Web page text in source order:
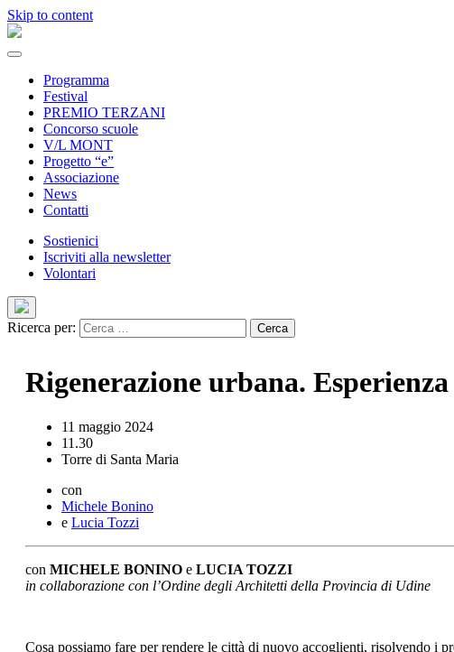
Skip to content
Programma
Festival
PREMIO TERZANI
Concorso scuole
V/L MONT
Progetto “e”
Associazione
News
Contatti
Sostienici
Iscriviti alla newsletter
Volontari
Ricerca per:
Rigenerazione urbana.
11 maggio 2024
11.30
Torre di Santa Maria
con
Michele Bonino
e Lucia Tozzi
con MICHELE BONINO e LUCIA TOZZI
in collaborazione con l’Ordine degli Architetti della Provincia di Udine
Cosa possiamo fare per rendere le città di nuovo accoglienti, risolvendo i